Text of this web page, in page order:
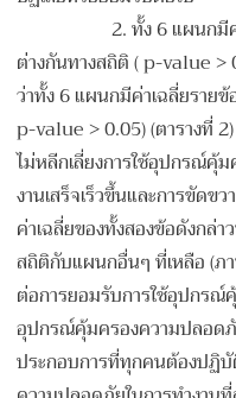
2.ทั้ง 6 แผนกมี
ต่างกันทางสถิติ ( p-value
ว่าทั้ง 6 แผนกมีค่าเฉลี่ยราย
p-value > 0.05) (ตารางที่
ไม่หลีกเลี่ยงการใช้อุปกรณ์คุ้
งานเสร็จเร็วขึ้นและการขัดข
ค่าเฉลี่ยของทั้งสองข้อดังกล่
สถิติกับแผนกอื่นๆ ที่เหลือ (ภ
ต่อการยอมรับการใช้อุปกรณ์
อุปกรณ์คุ้มครองความปลอด
ประกอบการที่ทุกคนต้องปฏิ